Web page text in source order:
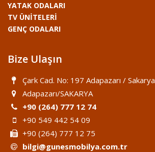
YATAK ODALARI
TV ÜNİTELERİ
GENÇ ODALARI
Bize Ulaşın
Çark Cad. No: 197 Adapazarı / Sakarya
Adapazarı/SAKARYA
+90 (264) 777 12 74
+90 549 442 54 09
+90 (264) 777 12 75
bilgi@gunesmobilya.com.tr